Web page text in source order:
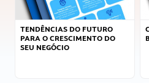
TENDÊNCIAS DO FUTURO
PARA O CRESCIMENTO DO
SEU NEGÓCIO